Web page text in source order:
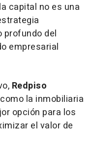
capital no es una
del
empresarial
Redpiso
la inmobiliaria
opción para los
el valor de